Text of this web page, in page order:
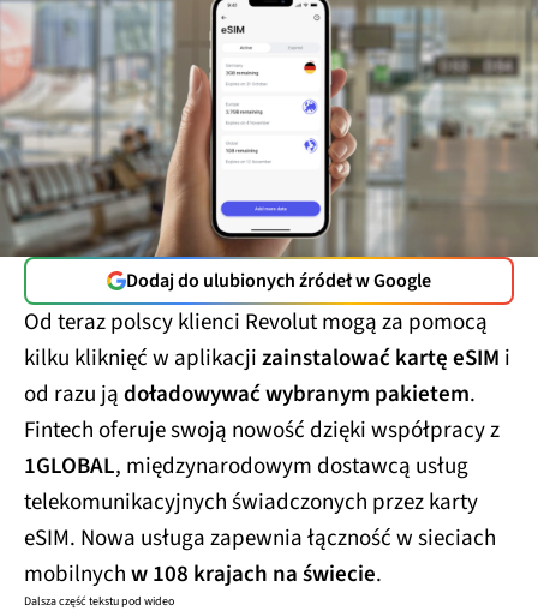
Dodaj do ulubionych źródeł w Google
Od teraz polscy klienci Revolut mogą za pomocą
kilku kliknięć w aplikacjizainstalować kartę eSIM i
od razu jądoładowywać wybranym pakietem.
Fintech oferuje swoją nowość dzięki współpracy z
1GLOBAL, międzynarodowym dostawcą usług
telekomunikacyjnych świadczonych przez karty
eSIM. Nowa usługa zapewnia łączność w sieciach
mobilnychw 108 krajach na świecie.
Dalsza część tekstu pod wideo